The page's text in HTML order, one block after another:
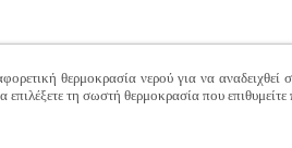
θερμοκρασία νερού για να
τη σωστή θερμοκρασία που